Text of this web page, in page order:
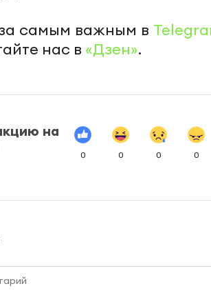
самым важным в
нас в «Дзен».
на
0 0 0 0